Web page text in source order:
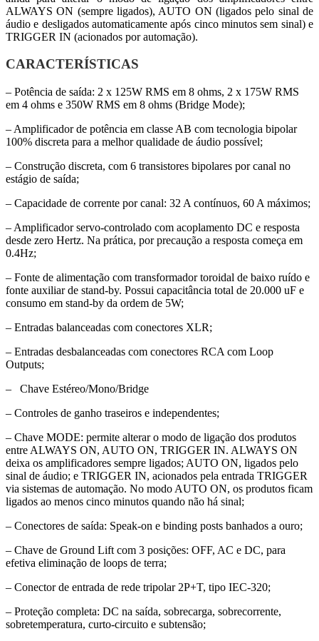
ALWAYS ON (sempre ligados), AUTO ON (ligados pelo sinal de
áudio e desligados automaticamente após cinco minutos sem sinal) e
TRIGGER IN (acionados por automação).
CARACTERÍSTICAS
– Potência de saída: 2 x 125W RMS em 8 ohms, 2 x 175W RMS
em 4 ohms e 350W RMS em 8 ohms (Bridge Mode);
– Amplificador de potência em classe AB com tecnologia bipolar
100% discreta para a melhor qualidade de áudio possível;
– Construção discreta, com 6 transistores bipolares por canal no
estágio de saída;
– Capacidade de corrente por canal: 32 A contínuos, 60 A máximos;
– Amplificador servo-controlado com acoplamento DC e resposta
desde zero Hertz. Na prática, por precaução a resposta começa em
0.4Hz;
– Fonte de alimentação com transformador toroidal de baixo ruído e
fonte auxiliar de stand-by. Possui capacitância total de 20.000 uF e
consumo em stand-by da ordem de 5W;
– Entradas balanceadas com conectores XLR;
– Entradas desbalanceadas com conectores RCA com Loop
Outputs;
– Chave Estéreo/Mono/Bridge
– Controles de ganho traseiros e independentes;
– Chave MODE: permite alterar o modo de ligação dos produtos
entre ALWAYS ON, AUTO ON, TRIGGER IN. ALWAYS ON
deixa os amplificadores sempre ligados; AUTO ON, ligados pelo
sinal de áudio; e TRIGGER IN, acionados pela entrada TRIGGER
via sistemas de automação. No modo AUTO ON, os produtos ficam
ligados ao menos cinco minutos quando não há sinal;
– Conectores de saída: Speak-on e binding posts banhados a ouro;
– Chave de Ground Lift com 3 posições: OFF, AC e DC, para
efetiva eliminação de loops de terra;
– Conector de entrada de rede tripolar 2P+T, tipo IEC-320;
– Proteção completa: DC na saída, sobrecarga, sobrecorrente,
sobretemperatura, curto-circuito e subtensão;